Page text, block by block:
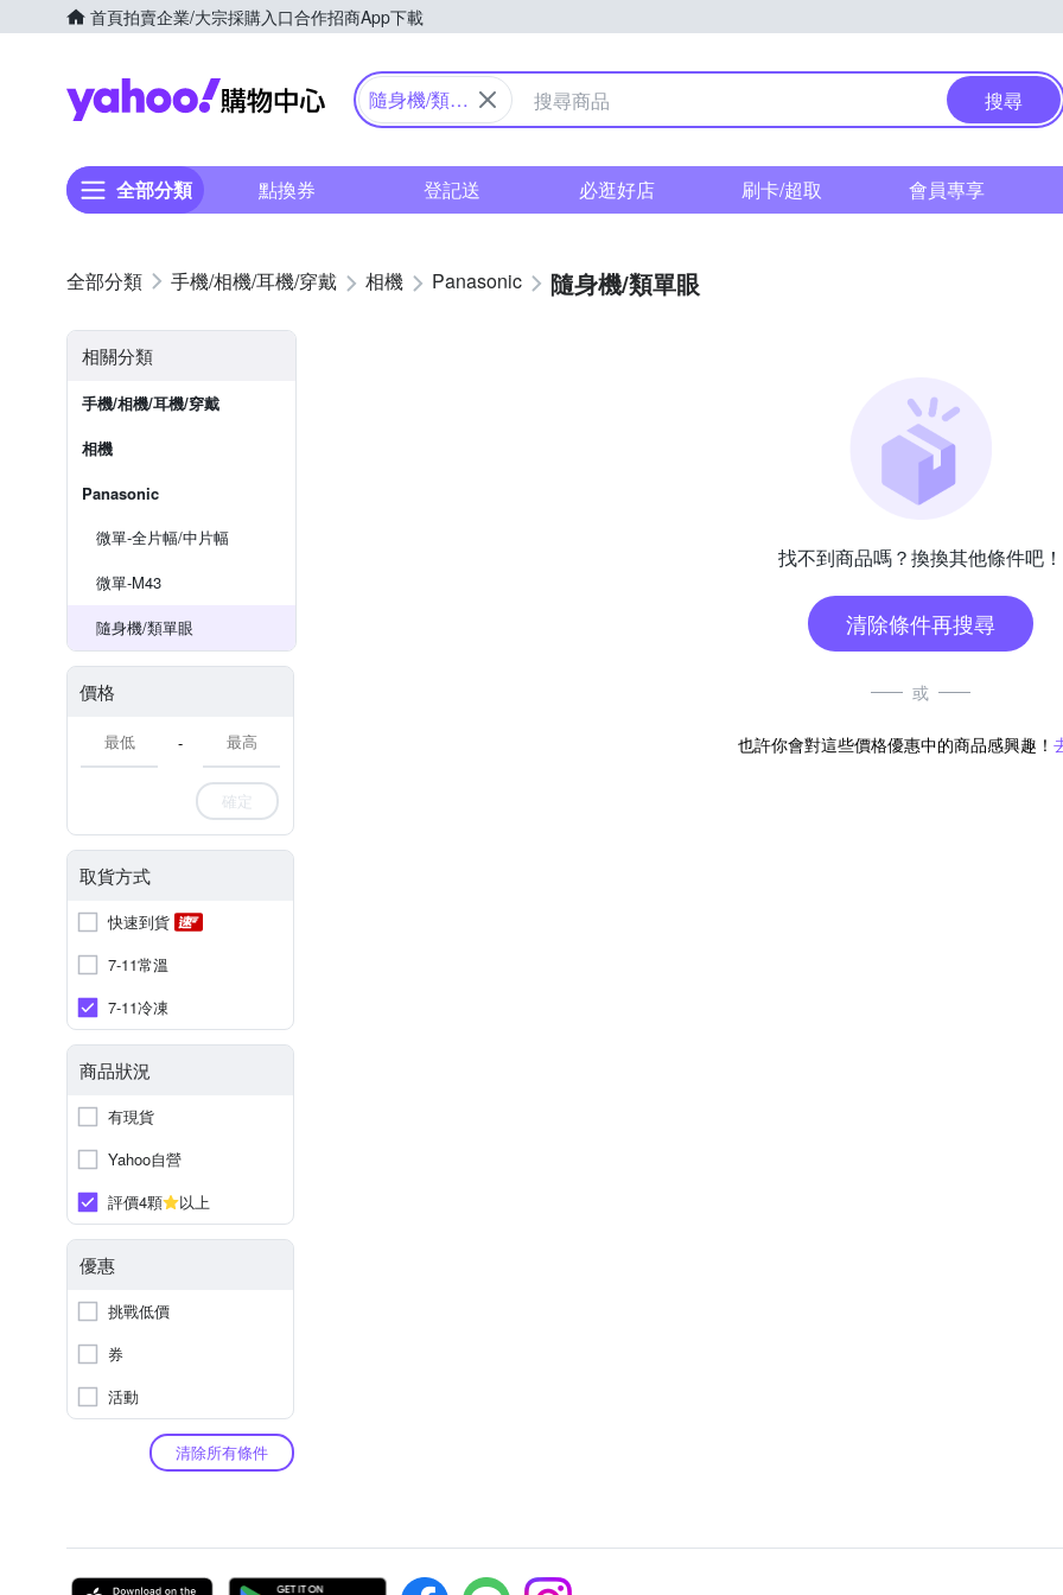
首頁拍賣企業/大宗採購入口合作招商App下載
Yahoo購物中心
隨身機/類單
搜尋
全部分類 點換券 登記送 必逛好店 刷卡/超取 會員專享
手機/相機/耳機/穿戴 相機 Panasonic 隨身機/類單眼
相關分類
手機/相機/耳機/穿戴
相機
Panasonic
微單-全片幅/中片幅
微單-M43
隨身機/類單眼
價格
-
確定
取貨方式
快速到貨
7-11常溫
7-11冷凍
商品狀況
有現貨
Yahoo自營
評價4顆
以上
優惠
挑戰低價
券
活動
清除所有條件
找不到商品嗎？換換其他條件吧！
清除條件再搜尋
或
也許你會對這些價格優惠中的商品感興趣！